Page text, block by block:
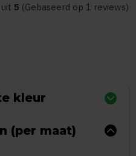
dit product is4 van de 5
uit 5 (Gebaseerd op 1 reviews)
kleur
(per maat)